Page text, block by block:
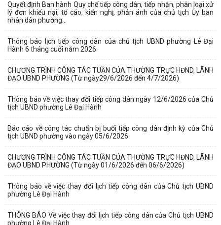
Quyết định Ban hành Quy chế tiếp công dân, tiếp nhận, phân loại xử
lý đơn khiếu nại, tố cáo, kiến nghị, phản ánh của chủ tịch Ủy ban
nhân dân phường...
Thông báo lịch tiếp công dân của chủ tịch UBND phường Lê Đại
Hành 6 tháng cuối năm 2026
CHƯƠNG TRÌNH CÔNG TÁC TUẦN CỦA THƯỜNG TRỰC HĐND, LÃNH
ĐẠO UBND PHƯỜNG (Từ ngày29/6/2026 đến 4/7/2026)
Thông báo về việc thay đổi tiếp công dân ngày 12/6/2026 của Chủ
tịch UBND phường Lê Đại Hành
Báo cáo về công tác chuẩn bị buổi tiếp công dân định kỳ của Chủ
tịch UBND phường vào ngày 05/6/2026
CHƯƠNG TRÌNH CÔNG TÁC TUẦN CỦA THƯỜNG TRỰC HĐND, LÃNH
ĐẠO UBND PHƯỜNG (Từ ngày 01/6/2026 đến 06/6/2026)
Thông báo về việc thay đổi lịch tiếp công dân của Chủ tịch UBND
phường Lê Đại Hành
THÔNG BÁO Về việc thay đổi lịch tiếp công dân của Chủ tịch UBND
phường Lê Đại Hành